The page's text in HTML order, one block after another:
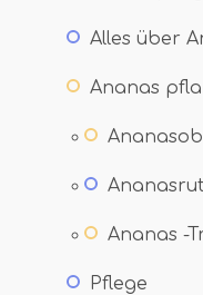
Alles über
Ananas
Ananas -
Pflege